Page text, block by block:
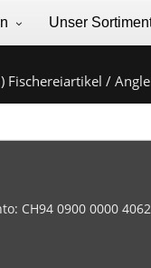
Unser
Fischereiartikel /
CH94 0900 0000